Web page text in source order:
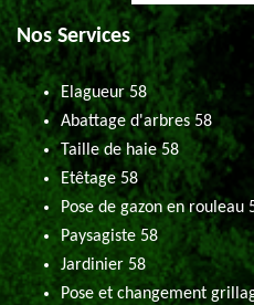
Nos Services
Elagueur 58
Abattage d'arbres 58
Taille de haie 58
Etêtage 58
Pose de gazon en rouleau
Paysagiste 58
Jardinier 58
Pose et changement